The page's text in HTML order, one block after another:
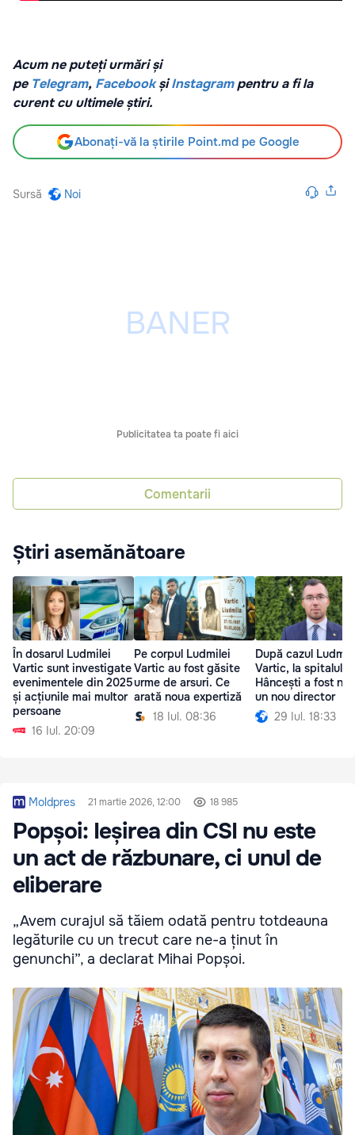
Acum ne puteți urmări și
pe Telegram, Facebook șiInstagrampentru a fi la
curent cu ultimele știri.
Abonați-vă la știrile Point.md pe Google
Sursă Noi
Publicitatea ta poate fi aici
Comentarii
Știri asemănătoare
În dosarul Ludmilei
Vartic sunt investigate
evenimentele din 2025
și acțiunile mai multor
persoane
16 Iul. 20:09
Pe corpul Ludmilei
Vartic au fost găsite
urme de arsuri. Ce
arată noua expertiză
18 Iul. 08:36
După cazul
Vartic, la spitalul
Hâncești a fost
un nou director
29 Iul. 18:33
Moldpres 21 martie 2026, 12:00 18 985
Popșoi: Ieșirea din CSI nu este
un act de răzbunare, ci unul de
eliberare
„Avem curajul să tăiem odată pentru totdeauna
legăturile cu un trecut care ne-a ținut în
genunchi”, a declarat Mihai Popșoi.